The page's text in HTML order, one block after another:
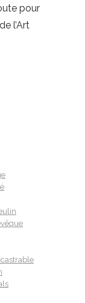
pour
l’Art